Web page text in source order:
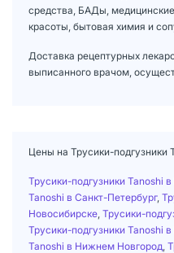
средства, БАДы,
красоты, бытовая химия и
Доставка рецептурных
выписанного врачом,
Цены на Трусики-подгузники
Трусики-подгузники Tanoshi
Tanoshi в Санкт-Петербург,
Новосибирске Трусики-
Трусики-подгузники Tanoshi
Tanoshi в Нижнем Новгород